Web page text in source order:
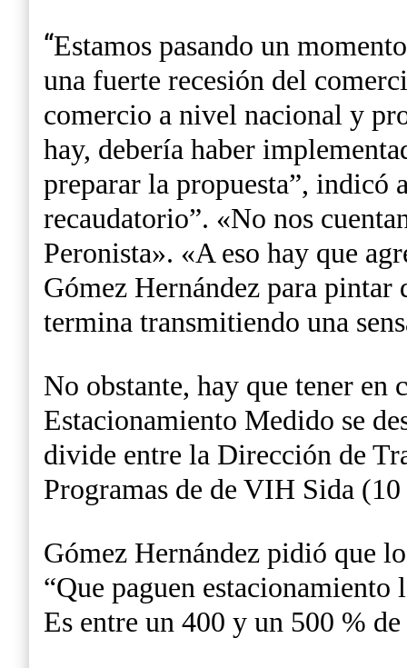
“Estamos pasando un
una fuerte recesión del
comercio a nivel nacional y
hay, debería haber
preparar la propuesta”, indicó
recaudatorio”. «No nos
Peronista». «A eso hay que
Gómez Hernández para pintar
termina transmitiendo una
No obstante, hay que tener en
Estacionamiento Medido se
divide entre la Dirección de
Programas de de VIH Sida
Gómez Hernández pidió que
“Que paguen estacionamiento
Es entre un 400 y un 500 %